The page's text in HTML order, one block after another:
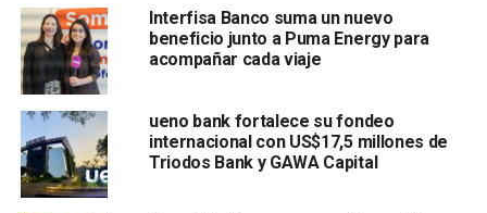
Interfisa Banco suma un nuevo
beneficio junto a Puma Energy para
acompañar cada viaje
ueno bank fortalece su fondeo
internacional con US$17,5 millones de
Triodos Bank y GAWA Capital